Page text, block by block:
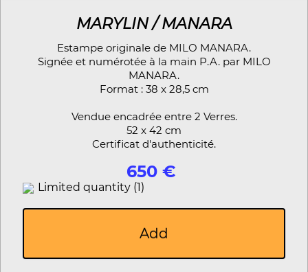
MARYLIN / MANARA
Estampe originale de MILO MANARA.
Signée et numérotée à la main P.A. par MILO
MANARA.
Format : 38 x 28,5 cm
Vendue encadrée entre 2 Verres.
52 x 42 cm
Certificat d'authenticité.
650 €
Limited quantity (1)
Add